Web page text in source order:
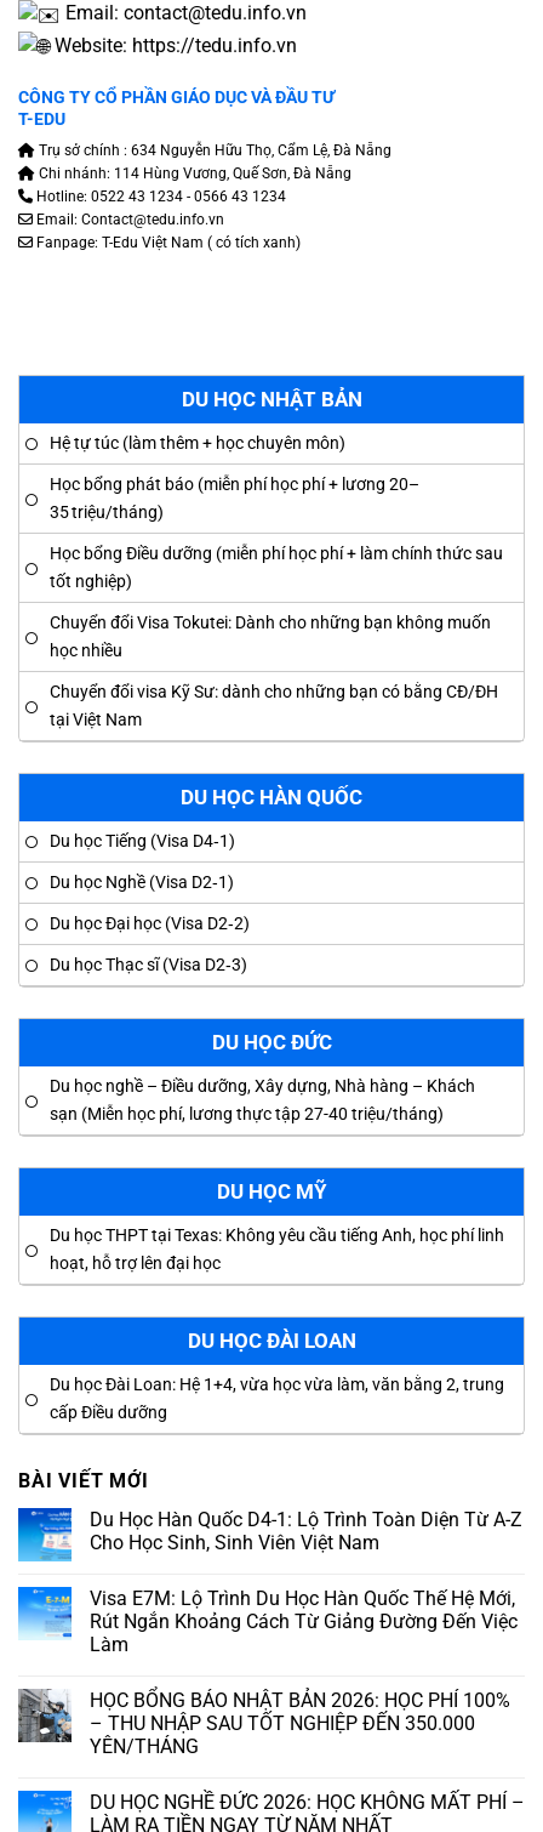
Email: contact@tedu.info.vn
Website: https://tedu.info.vn
CÔNG TY CỔ PHẦN GIÁO DỤC VÀ ĐẦU TƯ
T-EDU
Trụ sở chính : 634 Nguyễn Hữu Thọ, Cẩm Lệ, Đà Nẵng
Chi nhánh: 114 Hùng Vương, Quế Sơn, Đà Nẵng
Hotline: 0522 43 1234 - 0566 43 1234
Email: Contact@tedu.info.vn
Fanpage: T-Edu Việt Nam ( có tích xanh)
DU HỌC NHẬT BẢN
Hệ tự túc (làm thêm + học chuyên môn)
Học bổng phát báo (miễn phí học phí + lương 20–
35 triệu/tháng)
Học bổng Điều dưỡng (miễn phí học phí + làm chính thức sau
tốt nghiệp)
Chuyển đổi Visa Tokutei: Dành cho những bạn không muốn
học nhiều
Chuyển đổi visa Kỹ Sư: dành cho những bạn có bằng CĐ/ĐH
tại Việt Nam
DU HỌC HÀN QUỐC
Du học Tiếng (Visa D4‑1)
Du học Nghề (Visa D2‑1)
Du học Đại học (Visa D2‑2)
Du học Thạc sĩ (Visa D2‑3)
DU HỌC ĐỨC
Du học nghề – Điều dưỡng, Xây dựng, Nhà hàng – Khách
sạn (Miễn học phí, lương thực tập 27-40 triệu/tháng)
DU HỌC MỸ
Du học THPT tại Texas: Không yêu cầu tiếng Anh, học phí linh
hoạt, hỗ trợ lên đại học
DU HỌC ĐÀI LOAN
Du học Đài Loan: Hệ 1+4, vừa học vừa làm, văn bằng 2, trung
cấp Điều dưỡng
BÀI VIẾT MỚI
Du Học Hàn Quốc D4-1: Lộ Trình Toàn Diện Từ A-Z
Cho Học Sinh, Sinh Viên Việt Nam
Visa E7M: Lộ Trình Du Học Hàn Quốc Thế Hệ Mới,
Rút Ngắn Khoảng Cách Từ Giảng Đường Đến Việc
Làm
HỌC BỔNG BÁO NHẬT BẢN 2026: HỌC PHÍ 100%
– THU NHẬP SAU TỐT NGHIỆP ĐẾN 350.000
YÊN/THÁNG
DU HỌC NGHỀ ĐỨC 2026: HỌC KHÔNG MẤT PHÍ –
LÀM RA TIỀN NGAY TỪ NĂM NHẤT